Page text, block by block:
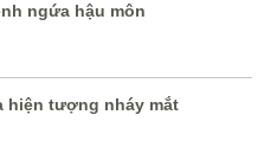
ngứa hậu môn
hiện tượng nháy mắt